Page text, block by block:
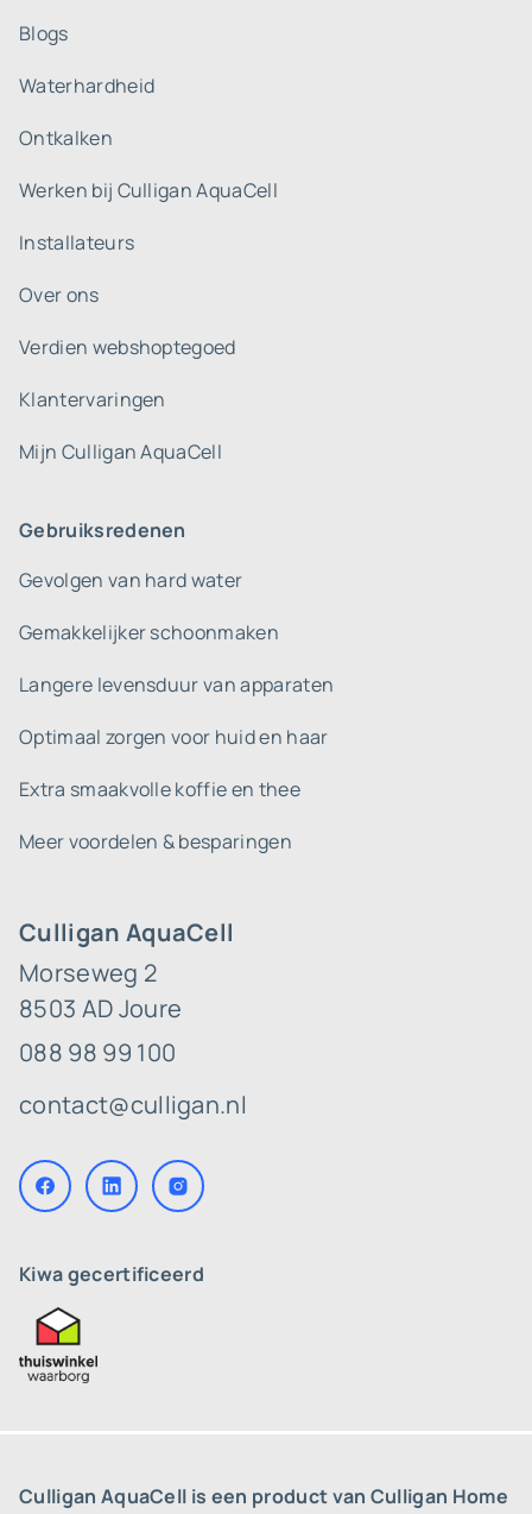
Culligan AquaCell
Morseweg 2
8503 AD Joure
088 98 99 100
contact@culligan.nl
Kiwa gecertificeerd
Blogs
Waterhardheid
Ontkalken
Werken bij Culligan AquaCell
Installateurs
Over ons
Verdien webshoptegoed
Klantervaringen
Mijn Culligan AquaCell
Gebruiksredenen
Gevolgen van hard water
Gemakkelijker schoonmaken
Langere levensduur van apparaten
Optimaal zorgen voor huid en haar
Extra smaakvolle koffie en thee
Meer voordelen & besparingen
Culligan AquaCell is een product van Culligan Home